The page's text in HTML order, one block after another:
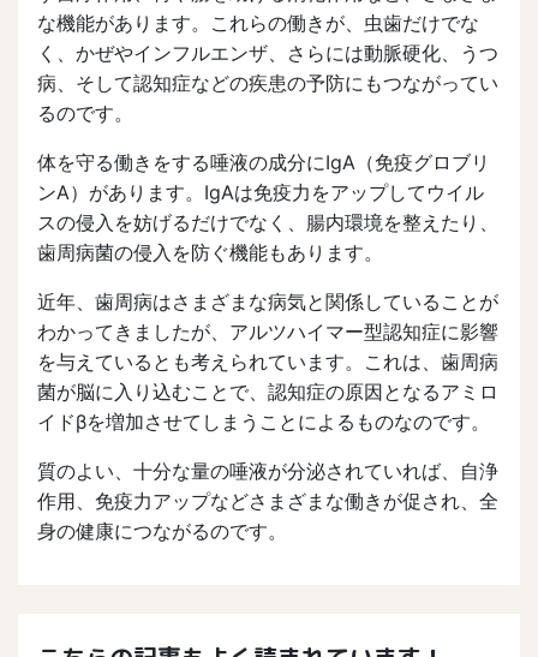
な機能があります。これらの働きが、虫歯だけでな
く、かぜやインフルエンザ、さらには動脈硬化、うつ
病、そして認知症などの疾患の予防にもつながってい
るのです。
体を守る働きをする唾液の成分にIgA（免疫グロブリ
ンA）があります。IgAは免疫力をアップしてウイル
スの侵入を妨げるだけでなく、腸内環境を整えたり、
歯周病菌の侵入を防ぐ機能もあります。
近年、歯周病はさまざまな病気と関係していることが
わかってきましたが、アルツハイマー型認知症に影響
を与えているとも考えられています。これは、歯周病
菌が脳に入り込むことで、認知症の原因となるアミロ
イドβを増加させてしまうことによるものなのです。
質のよい、十分な量の唾液が分泌されていれば、自浄
作用、免疫力アップなどさまざまな働きが促され、全
身の健康につながるのです。